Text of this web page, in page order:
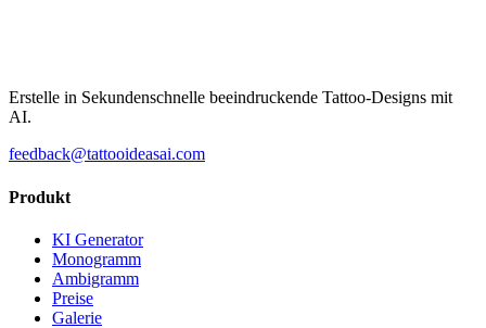
Erstelle in Sekundenschnelle beeindruckende Tattoo-Designs mit
AI.
feedback@tattooideasai.com
Produkt
KI Generator
Monogramm
Ambigramm
Preise
Galerie